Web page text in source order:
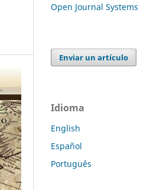
Open Journal Systems
Enviar un artículo
Idioma
English
Español
Português